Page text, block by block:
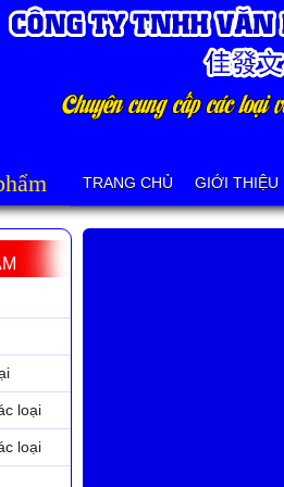
TRANG CHỦ GIỚI THIỆU
loại
loại